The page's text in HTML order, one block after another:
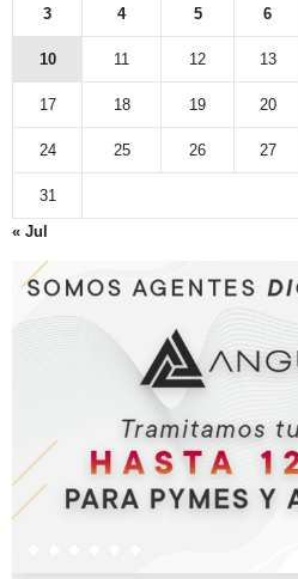
3 4 5 6
10 11 12 13
17 18 19 20
24 25 26 27
31
« Jul